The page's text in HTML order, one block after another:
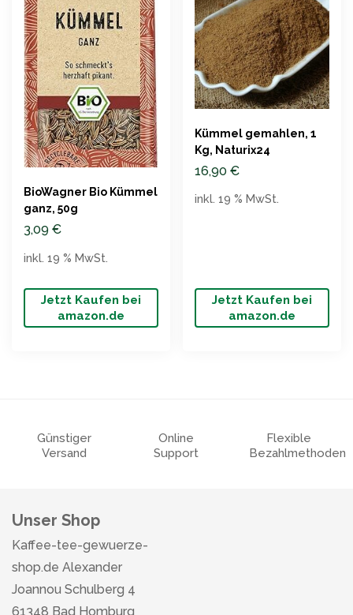
BioWagner Bio Kümmel
ganz, 50g
3,09 €
Jetzt Kaufen bei
amazon.de
inkl. 19 % MwSt.
Kümmel gemahlen, 1
Kg, Naturix24
16,90 €
Jetzt Kaufen bei
amazon.de
inkl. 19 % MwSt.
Günstiger
Versand
Online
Support
Flexible
Bezahlmethoden
Unser Shop
Kaffee-tee-gewuerze-
shop.de Alexander
Joannou Schulberg 4
61348 Bad Homburg